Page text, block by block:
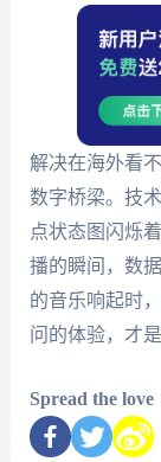
解决在海外看
数字桥梁。技
点状态图闪烁
播的瞬间，数
的音乐响起时
问的体验，才
Spread the love